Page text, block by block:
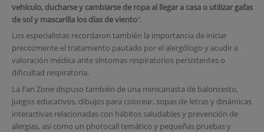
vehículo, ducharse y cambiarse de ropa al llegar a casa o utilizar gafas
de sol y mascarilla los días de viento".
Los especialistas recordaron también la importancia de iniciar
precozmente el tratamiento pautado por el alergólogo y acudir a
valoración médica ante síntomas respiratorios persistentes o
dificultad respiratoria.
La Fan Zone dispuso también de una minicanasta de baloncesto,
juegos educativos, dibujos para colorear, sopas de letras y dinámicas
interactivas relacionadas con hábitos saludables y prevención de
alergias, así como un photocall temático y pequeñas pruebas y